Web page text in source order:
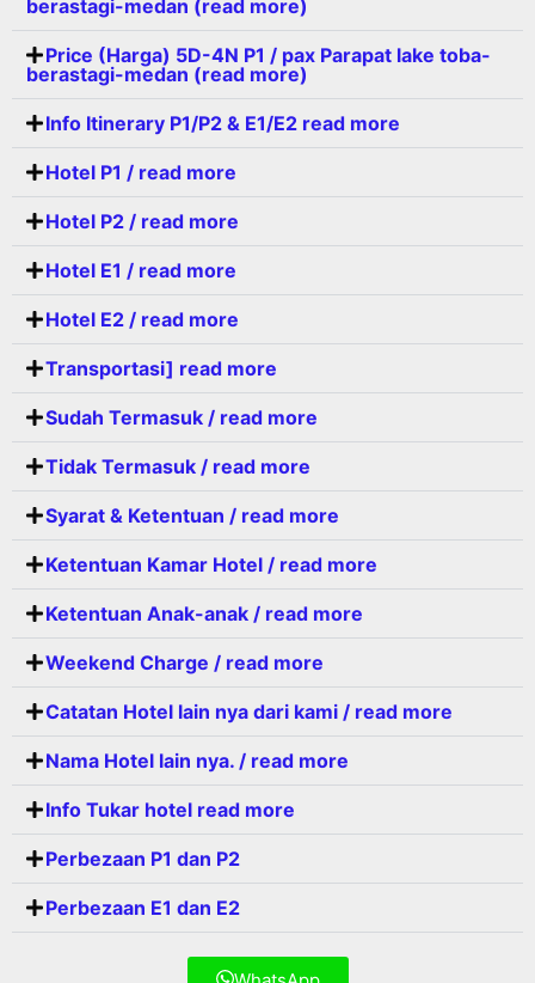
berastagi-medan (read more)
Price (Harga) 5D-4N P1 / pax Parapat lake toba-
berastagi-medan (read more)
Info Itinerary P1/P2 & E1/E2 read more
Hotel P1 / read more
Hotel P2 / read more
Hotel E1 / read more
Hotel E2 / read more
Transportasi] read more
Sudah Termasuk / read more
Tidak Termasuk / read more
Syarat & Ketentuan / read more
Ketentuan Kamar Hotel / read more
Ketentuan Anak-anak / read more
Weekend Charge / read more
Catatan Hotel lain nya dari kami / read more
Nama Hotel lain nya. / read more
Info Tukar hotel read more
Perbezaan P1 dan P2
Perbezaan E1 dan E2